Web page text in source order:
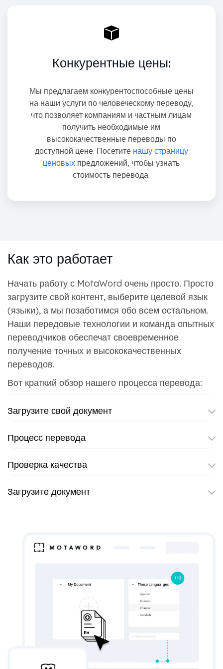
Конкурентные цены:
Мы предлагаем конкурентоспособные цены
на наши услуги по человеческому переводу,
что позволяет компаниям и частным лицам
получить необходимые им
высококачественные переводы по
доступной цене. Посетите нашу страницу
ценовых предложений, чтобы узнать
стоимость перевода.
Как это работает
Начать работу с MotaWord очень просто. Просто
загрузите свой контент, выберите целевой язык
(языки), а мы позаботимся обо всем остальном.
Наши передовые технологии и команда опытных
переводчиков обеспечат своевременное
получение точных и высококачественных
переводов.
Вот краткий обзор нашего процесса перевода:
Загрузите свой документ
Процесс перевода
Проверка качества
Загрузите документ